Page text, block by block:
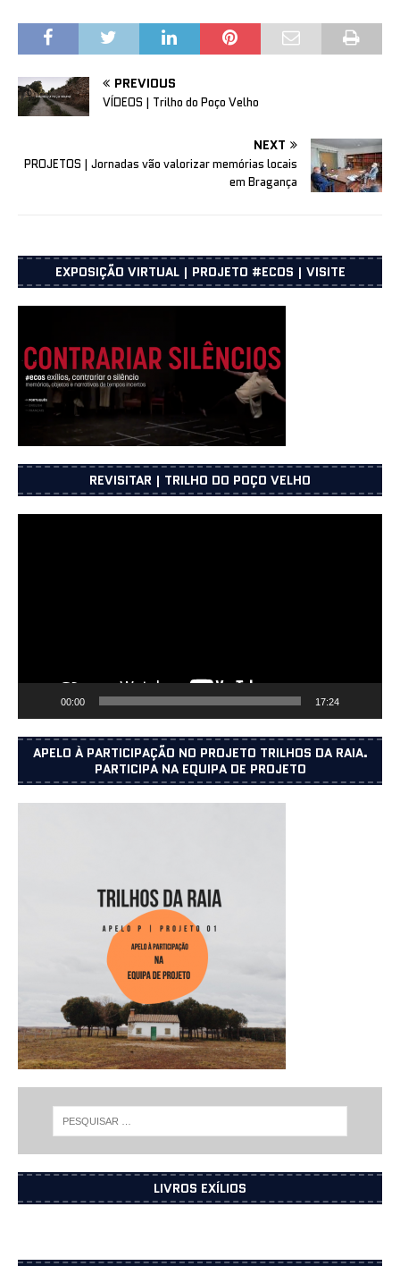
PREVIOUS
VÍDEOS | Trilho do Poço Velho
NEXT
PROJETOS | Jornadas vão valorizar memórias locais
em Bragança
EXPOSIÇÃO VIRTUAL | PROJETO #ECOS | VISITE
REVISITAR | TRILHO DO POÇO VELHO
00:00 17:24
APELO À PARTICIPAÇÃO NO PROJETO TRILHOS DA RAIA.
PARTICIPA NA EQUIPA DE PROJETO
LIVROS EXÍLIOS